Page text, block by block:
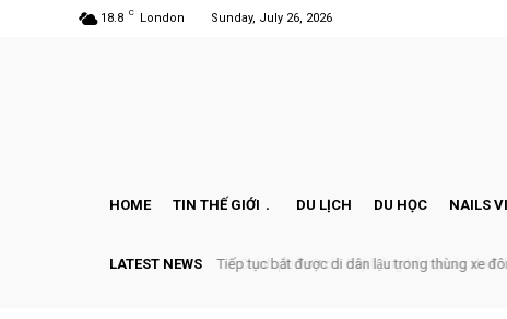
18.8 C London Sunday, July 26, 2026
HOME TIN THẾ GIỚI DU LỊCH DU HỌC NAILS
LATEST NEWSTiếp tục bắt được di dân lậu trong thùng xe đông
Chính phủ sẽ chi 5 tỷ bảng hỗ trợ các doanh